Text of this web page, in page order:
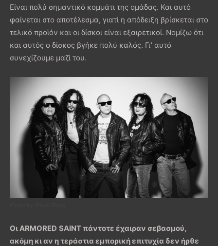
Είναι πολύ σημαντικό κομμάτι της ομάδας. Και αυτό
φαίνεται στο αποτέλεσμα, γιατί η απόδειξη βρίσκεται στο
τελικό προϊόν και οι δίσκοι είναι εξαιρετικοί. Νομίζω ότι
και αυτός ο δίσκος βγήκε πολύ καλός. Γι’ αυτό
συνεχίζουμε μαζί του.
ΟιARMORED SAINT πάντοτε έχαιραν σεβασμού,
ακόμη κι αν η τεράστια εμπορική επιτυχία δεν ήρθε